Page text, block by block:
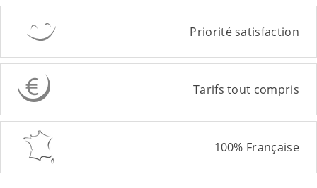
Priorité satisfaction
Tarifs tout compris
100% Française